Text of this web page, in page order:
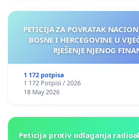
PETICIJA ZA POVRATAK
BOSNE I HERCEGOVINE U
RJEŠENJE NJENOG
1 172 potpisa
1 172 Potpisi / 2026
18 May 2026
Peticija protiv odlaganja